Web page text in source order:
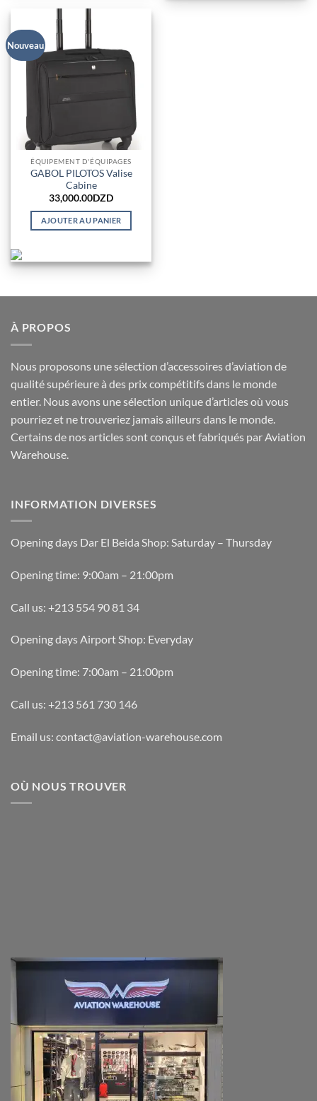
Nouveau
ÉQUIPEMENT D'ÉQUIPAGES
GABOL PILOTOS Valise
Cabine
33,000.00DZD
AJOUTER AU PANIER
À PROPOS
Nous proposons une sélection d’accessoires d’aviation de
qualité supérieure à des prix compétitifs dans le monde
entier. Nous avons une sélection unique d’articles où vous
pourriez et ne trouveriez jamais ailleurs dans le monde.
Certains de nos articles sont conçus et fabriqués par Aviation
Warehouse.
INFORMATION DIVERSES
Opening days Dar El Beida Shop: Saturday – Thursday
Opening time: 9:00am – 21:00pm
Call us: +213 554 90 81 34
Opening days Airport Shop: Everyday
Opening time: 7:00am – 21:00pm
Call us: +213 561 730 146
Email us: contact@aviation-warehouse.com
OÙ NOUS TROUVER